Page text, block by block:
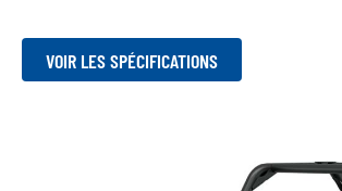
VOIR LES SPÉCIFICATIONS